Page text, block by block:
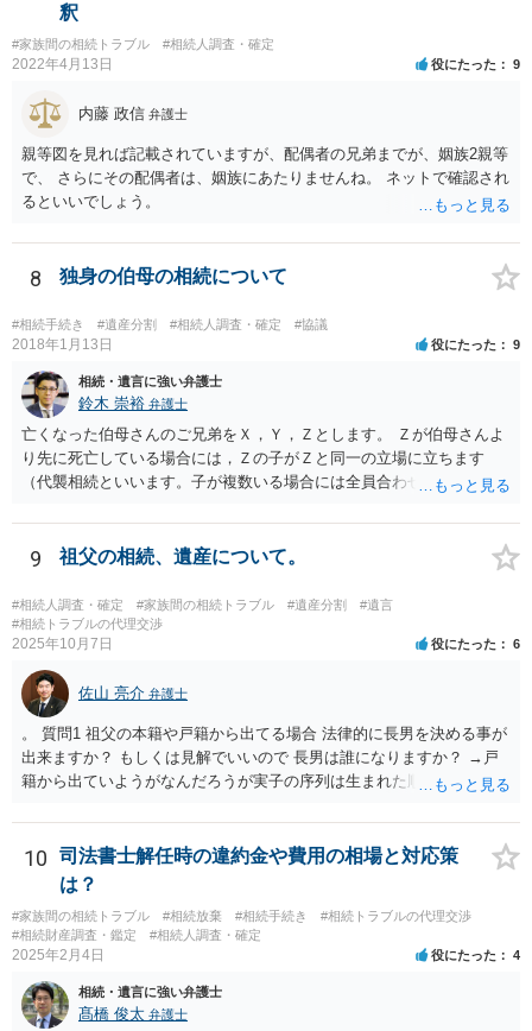
釈
#家族間の相続トラブル #相続人調査・確定
2022年4月13日 役にたった 9
内藤 政信 弁護士
親等図を見れば記載されていますが、配偶者の兄弟までが、姻族2親等
で、 さらにその配偶者は、姻族にあたりませんね。 ネットで確認され
るといいでしょう。
8 独身の伯母の相続について
#相続手続き #遺産分割 #相続人調査・確定 #協議
2018年1月13日 役にたった 9
相続・遺言に強い弁護士
鈴木 崇裕 弁護士
亡くなった伯母さんのご兄弟をＸ，Ｙ，Ｚとします。 Ｚが伯母さんよ
り先に死亡している場合には，Ｚの子がＺと同一の立場に立ちます
（代襲相続といいます。子が複数いる場合には全員合わせてＺと同一
つの相続分を有していますので， そのことを前提として，遺産分割協
議をすることになります（必ずしも３分の１ずつにしなくても，合意
ができれば構いません。）。 今後の対応としては， ①伯母さんの相続
財産（遺産）の全容を整理する（預貯金，有価証券，不動産等の有無
を調べることになります。） ②相続財産に照らし，相続税の申告の準
備をする（税理士の先生にご相談ください。） ③遺産分割協議をする
（ご本人同士で行っても構いませんし，弁護士に相談することもよろ
しいと思います。） ことになります。
9 祖父の相続、遺産について。
#相続人調査・確定 #家族間の相続トラブル #遺産分割
#遺言
#相続トラブルの代理交渉
2025年10月7日 役にたった 6
佐山 亮介 弁護士
。 質問1 祖父の本籍や戸籍から出てる場合 法律的に長男を決める事が
出来ますか？ もしくは見解でいいので 長男は誰になりますか？ →戸
籍から出ていようがなんだろうが実子の序列は生まれた順ですから、
書が腹違いの長男に向けてある場合 書かれてる内容が最優先にされる
のですか？ →遺書というのが、法律上の遺言の形式を守っている限り
はそのとおりです。 質問3 父が腹違いの長男に法律的に優位になれそ
うな事はありますか？ →遺言が有効な場合、優位に立つことはできま
せんが、お祖父様が認知症であるなどの「遺言が作れないはずの事
情」があるならば①遺言無効確認の訴えを起こすのは一つの手です。
問4 相続トラブルの代理交渉は可能でしょうか。 →一般論としては可
能ですが、お伺いする内容ですとお祖父様が亡くなられた後に動くこ
10
司法書士解任時の違約金や費用の相場と対応策
は？
#家族間の相続トラブル #相続放棄 #相続手続き
#相続トラブルの代理交渉
#相続財産調査・鑑定
#相続人調査・確定
2025年2月4日 役にたった 4
相続・遺言に強い弁護士
髙橋 俊太 弁護士